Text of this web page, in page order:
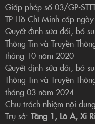
Giấp phép số 03/GP-
TP Hồ Chí Minh cấp
Quyết định sửa đổi, bổ
Thông Tin và Truyền
tháng 10 năm 2020
Quyết định sửa đổi, bổ
Thông Tin và Truyền
tháng 03 năm 2024
Chịu trách nhiệm nội
Trụ sở: Tầng 1, Lô A, Xi